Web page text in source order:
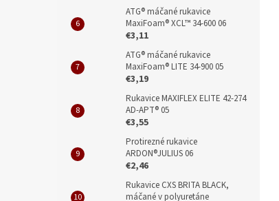
ATG® máčané rukavice
MaxiFoam® XCL™ 34-600 06
€3,11
ATG® máčané rukavice
MaxiFoam® LITE 34-900 05
€3,19
Rukavice MAXIFLEX ELITE 42-274
AD-APT® 05
€3,55
Protirezné rukavice
ARDON®JULIUS 06
€2,46
Rukavice CXS BRITA BLACK,
máčané v polyuretáne